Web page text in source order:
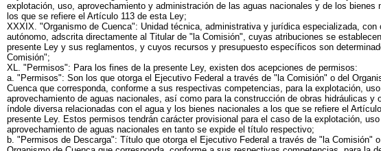
explotación, uso, aprovechamiento y administración de las aguas nacionales y de los bienes
los que se refiere el Artículo 113 de esta Ley;
XXXIX. "Organismo de Cuenca": Unidad técnica, administrativa y jurídica especializada, con
autónomo, adscrita directamente al Titular de "la Comisión", cuyas atribuciones se
presente Ley y sus reglamentos, y cuyos recursos y presupuesto específicos son
Comisión";
XL. "Permisos": Para los fines de la presente Ley, existen dos acepciones de permisos:
a. "Permisos": Son los que otorga el Ejecutivo Federal a través de "la Comisión" o del
Cuenca que corresponda, conforme a sus respectivas competencias, para la explotación,
aprovechamiento de aguas nacionales, así como para la construcción de obras hidráulicas y
índole diversa relacionadas con el agua y los bienes nacionales a los que se refiere el
presente Ley. Estos permisos tendrán carácter provisional para el caso de la explotación,
aprovechamiento de aguas nacionales en tanto se expide el título respectivo;
b. "Permisos de Descarga": Título que otorga el Ejecutivo Federal a través de "la Comisión" o